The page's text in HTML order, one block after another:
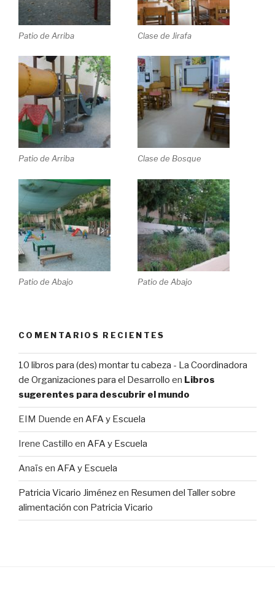
Patio de Arriba Clase de Jirafa
Patio de Arriba Clase de Bosque
Patio de Abajo Patio de Abajo
COMENTARIOS RECIENTES
10 libros para (des) montar tu cabeza - La Coordinadora
de Organizaciones para el Desarrollo en Libros
sugerentes para descubrir el mundo
EIM Duende en AFA y Escuela
Irene Castillo en AFA y Escuela
Anaïs en AFA y Escuela
Patricia Vicario Jiménezen Resumen del Taller sobre
alimentación con Patricia Vicario